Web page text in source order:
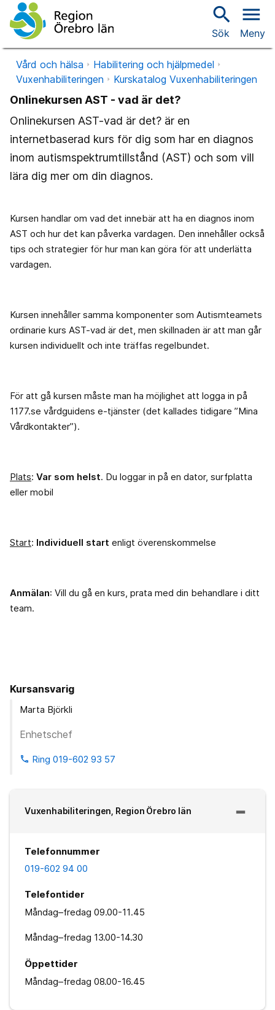
search
Sök
menu
Meny
Vård och hälsa
Habilitering och hjälpmedel
Vuxenhabiliteringen
Kurskatalog Vuxenhabiliteringen
Onlinekursen AST - vad är det?
Onlinekursen AST-vad är det? är en
internetbaserad kurs för dig som har en diagnos
inom autismspektrumtillstånd (AST) och som vill
lära dig mer om din diagnos.
Kursen handlar om vad det innebär att ha en diagnos inom
AST och hur det kan påverka vardagen. Den innehåller också
tips och strategier för hur man kan göra för att underlätta
vardagen.
Kursen innehåller samma komponenter som Autismteamets
ordinarie kurs AST-vad är det, men skillnaden är att man går
kursen individuellt och inte träffas regelbundet.
För att gå kursen måste man ha möjlighet att logga in på
1177.se vårdguidens e-tjänster (det kallades tidigare ”Mina
Vårdkontakter”).
Plats: Var som helst. Du loggar in på en dator, surfplatta
eller mobil
Start: Individuell start enligt överenskommelse
Anmälan: Vill du gå en kurs, prata med din behandlare i ditt
team.
Kursansvarig
Marta Björkli
Enhetschef
phone Ring 019-602 93 57
Vuxenhabiliteringen, Region Örebro län
Telefonnummer
019-602 94 00
Telefontider
Måndag–fredag 09.00-11.45
Måndag–fredag 13.00-14.30
Öppettider
Måndag–fredag 08.00-16.45